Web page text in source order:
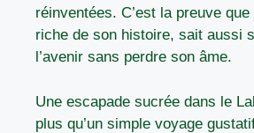
réinventées. C’est la preuve
riche de son histoire, sait aussi
l’avenir sans perdre son âme.
Une escapade sucrée dans le
plus qu’un simple voyage